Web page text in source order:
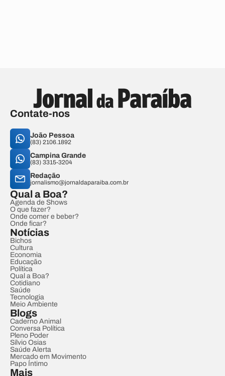
Contate-nos
João Pessoa
(83) 2106.1892
Campina Grande
(83) 3315-3204
Redação
jornalismo@jornaldaparaiba.com.br
Qual a Boa?
Agenda de Shows
O que fazer?
Onde comer e beber?
Onde ficar?
Notícias
Bichos
Cultura
Economia
Educação
Política
Qual a Boa?
Cotidiano
Saúde
Tecnologia
Meio Ambiente
Blogs
Caderno Animal
Conversa Política
Pleno Poder
Sílvio Osias
Saúde Alerta
Mercado em Movimento
Papo Íntimo
Mais